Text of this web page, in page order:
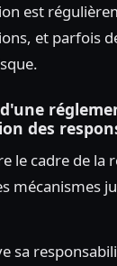
est
et parfois
des
le cadre de la
mécanismes
sa